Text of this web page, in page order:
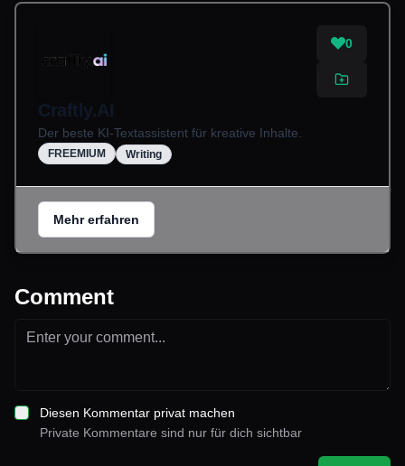
0
Craftly.AI
Der beste KI-Textassistent für kreative Inhalte.
FREEMIUM Writing
Mehr erfahren
Comment
Diesen Kommentar privat machen
Private Kommentare sind nur für dich sichtbar